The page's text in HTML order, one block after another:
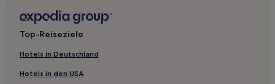
Vallila: Hotels
Hotels nahe Straßenbahnhaltestelle Välimerenkatu
Hotels nahe Kesäranta
Hotels nahe Straßenbahnhaltestelle Kaisaniemi
Top-Reiseziele
Hotels in Deutschland
Hotels in den USA